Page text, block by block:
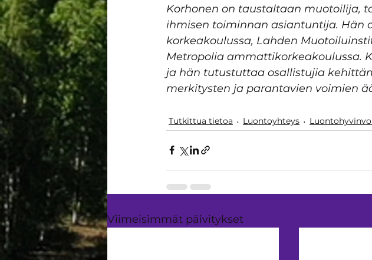
Korhonen on taustaltaan muotoilija,
ihmisen toiminnan asiantuntija. Hän
korkeakoulussa, Lahden
Metropolia ammattikorkeakoulussa.
ja hän tutustuttaa osallistujia
merkitysten ja parantavien voimien
Tutkittua tietoa Luontoyhteys
Viimeisimmät päivitykset